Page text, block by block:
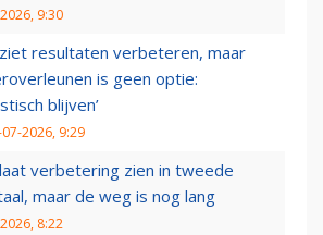
9:30
resultaten verbeteren, maar
is geen optie:
blijven’
2026, 9:29
verbetering zien in tweede
maar de weg is nog lang
8:22